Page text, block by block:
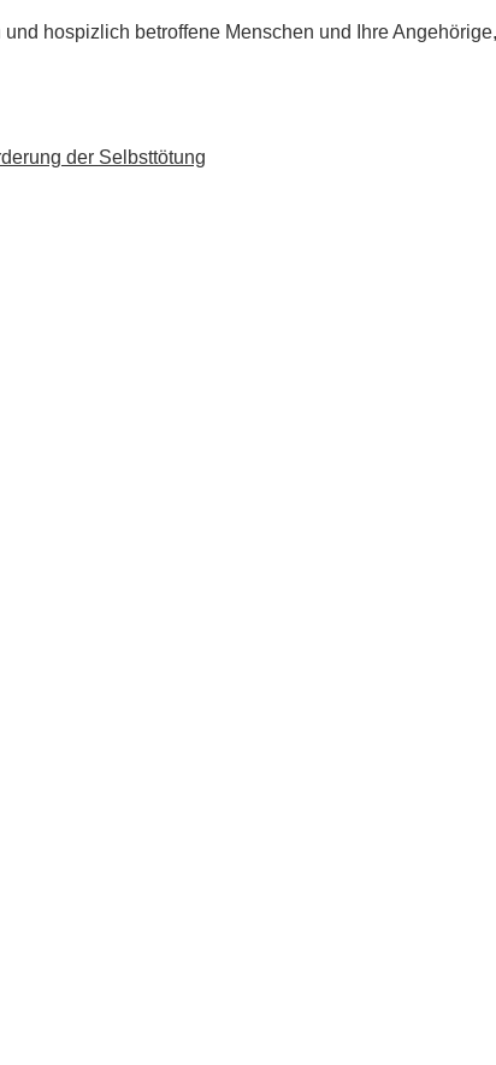
hospizlich betroffene Menschen und Ihre
der Selbsttötung